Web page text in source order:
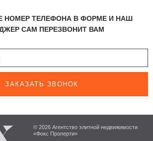
НОМЕР ТЕЛЕФОНА В ФОРМЕ И НАШ
САМ ПЕРЕЗВОНИТ ВАМ
ЗАКАЗАТЬ ЗВОНОК
© 2026 Агентство элитной недвижимости
«Фокс Проперти»